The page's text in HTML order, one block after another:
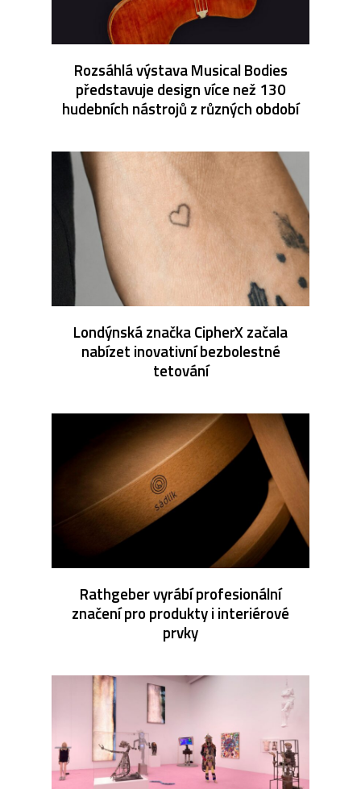
Rozsáhlá výstava Musical Bodies
představuje design více než 130
hudebních nástrojů z různých období
Londýnská značka CipherX začala
nabízet inovativní bezbolestné
tetování
Rathgeber vyrábí profesionální
značení pro produkty i interiérové
prvky